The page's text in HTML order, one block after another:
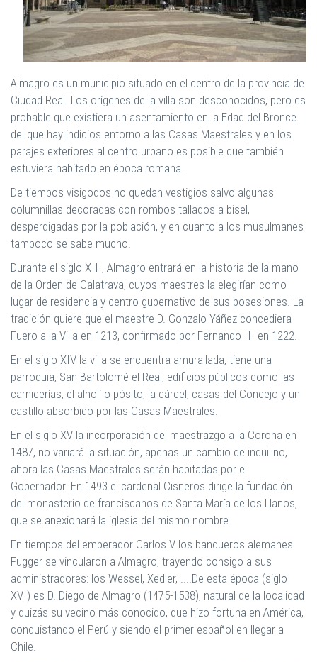
Almagro es un municipio situado en el centro de la provincia de
Ciudad Real. Los orígenes de la villa son desconocidos, pero es
probable que existiera un asentamiento en la Edad del Bronce
del que hay indicios entorno a las Casas Maestrales y en los
parajes exteriores al centro urbano es posible que también
estuviera habitado en época romana.
De tiempos visigodos no quedan vestigios salvo algunas
columnillas decoradas con rombos tallados a bisel,
desperdigadas por la población, y en cuanto a los musulmanes
tampoco se sabe mucho.
Durante el siglo XIII, Almagro entrará en la historia de la mano
de la Orden de Calatrava, cuyos maestres la elegirían como
lugar de residencia y centro gubernativo de sus posesiones. La
tradición quiere que el maestre D. Gonzalo Yáñez concediera
Fuero a la Villa en 1213, confirmado por Fernando III en 1222.
En el siglo XIV la villa se encuentra amurallada, tiene una
parroquia, San Bartolomé el Real, edificios públicos como las
carnicerías, el alholí o pósito, la cárcel, casas del Concejo y un
castillo absorbido por las Casas Maestrales.
En el siglo XV la incorporación del maestrazgo a la Corona en
1487, no variará la situación, apenas un cambio de inquilino,
ahora las Casas Maestrales serán habitadas por el
Gobernador. En 1493 el cardenal Cisneros dirige la fundación
del monasterio de franciscanos de Santa María de los Llanos,
que se anexionará la iglesia del mismo nombre.
En tiempos del emperador Carlos V los banqueros alemanes
Fugger se vincularon a Almagro, trayendo consigo a sus
administradores: los Wessel, Xedler, ....De esta época (siglo
XVI) es D. Diego de Almagro (1475-1538), natural de la localidad
y quizás su vecino más conocido, que hizo fortuna en América,
conquistando el Perú y siendo el primer español en llegar a
Chile.